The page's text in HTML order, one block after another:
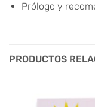
Prólogo y
PRODUCTOS